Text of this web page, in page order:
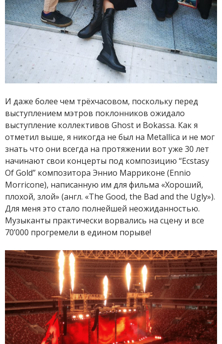
И даже более чем трёхчасовом, поскольку перед
выступлением мэтров поклонников ожидало
выступление коллективов Ghost и Bokassa. Как я
отметил выше, я никогда не был на Metallica и не мог
знать что они всегда на протяжении вот уже 30 лет
начинают свои концерты под композицию “Ecstasy
Of Gold” композитора Эннио Марриконе (Ennio
Morricone), написанную им для фильма «Хороший,
плохой, злой» (англ. «The Good, the Bad and the Ugly»).
Для меня это стало полнейшей неожиданностью.
Музыканты практически ворвались на сцену и все
70’000 прогремели в едином порыве!